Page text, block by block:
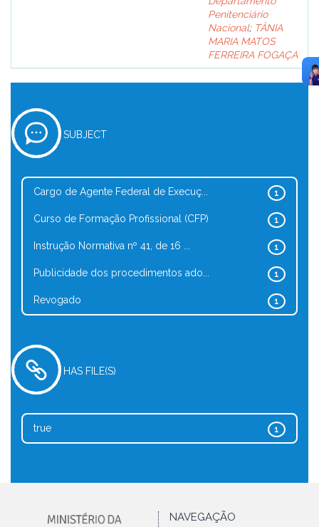
Penitenciário
Nacional; TÂNIA
MARIA MATOS
FERREIRA FOGAÇA
SUBJECT
1
Cargo de Agente Federal de Execuç...
1
Curso de Formação Profissional (CFP)
1
Instrução Normativa nº 41, de 16 ...
1
Publicidade dos procedimentos ado...
1
Revogado
HAS FILE(S)
1
true
NAVEGAÇÃO